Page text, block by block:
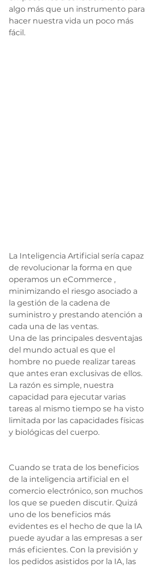
algo más que un instrumento para
hacer nuestra vida un poco más
fácil.
La Inteligencia Artificial sería capaz
de revolucionar la forma en que
operamos un eCommerce ,
minimizando el riesgo asociado a
la gestión de la cadena de
suministro y prestando atención a
cada una de las ventas.
Una de las principales desventajas
del mundo actual es que el
hombre no puede realizar tareas
que antes eran exclusivas de ellos.
La razón es simple, nuestra
capacidad para ejecutar varias
tareas al mismo tiempo se ha visto
limitada por las capacidades físicas
y biológicas del cuerpo.
Cuando se trata de los beneficios
de la inteligencia artificial en el
comercio electrónico, son muchos
los que se pueden discutir. Quizá
uno de los beneficios más
evidentes es el hecho de que la IA
puede ayudar a las empresas a ser
más eficientes. Con la previsión y
los pedidos asistidos por la IA, las